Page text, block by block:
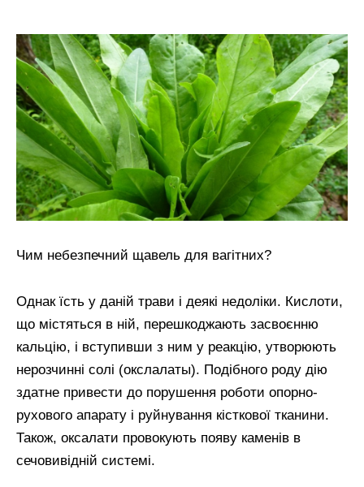
Чим небезпечний щавель для вагітних?
Однак їсть у даній трави і деякі недоліки. Кислоти,
що містяться в ній, перешкоджають засвоєнню
кальцію, і вступивши з ним у реакцію, утворюють
нерозчинні солі (окслалаты). Подібного роду дію
здатне привести до порушення роботи опорно-
рухового апарату і руйнування кісткової тканини.
Також, оксалати провокують появу каменів в
сечовивідній системі.